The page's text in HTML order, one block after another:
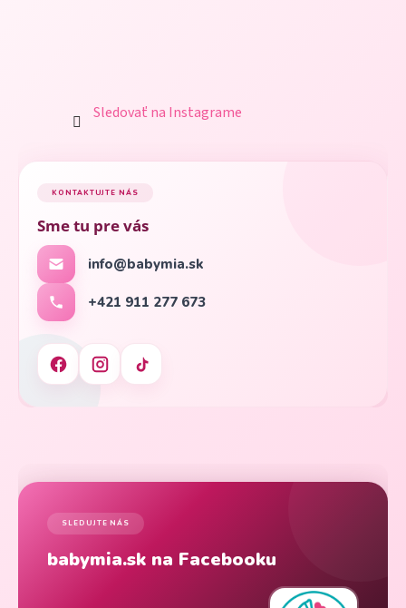
Sledovať na Instagrame
KONTAKTUJTE NÁS
Sme tu pre vás
info@babymia.sk
+421 911 277 673
SLEDUJTE NÁS
babymia.sk na Facebooku